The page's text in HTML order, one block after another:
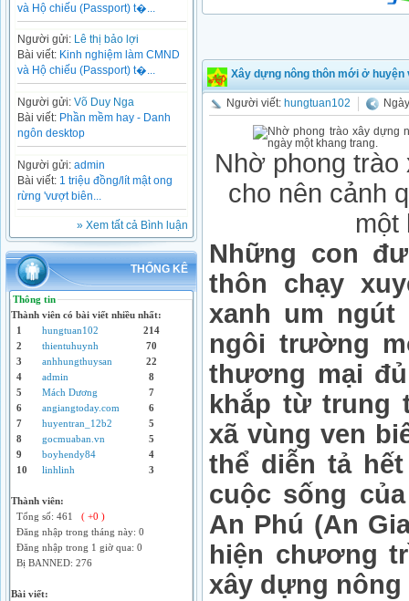
và Hộ chiếu (Passport) t�...
Người gửi:
Lê thị bảo lợi
Bài viết: Kinh nghiệm làm CMND
và Hộ chiếu (Passport) t�...
Người gửi: Võ Duy Nga
Bài viết: Phần mềm hay - Danh
ngôn desktop
Người gửi: admin
Bài viết: 1 triệu đồng/lít mật ong
rừng 'vượt biên...
» Xem tất cả Bình luận
THỐNG KÊ
Thông tin
Thành viên có bài viết nhiều nhất:
1
hungtuan102
214
2
thientuhuynh
70
3
anhhungthuysan
22
4
admin
8
5
Mách Dương
7
6
angiangtoday.com
6
7
huyentran_12b2
5
8
gocmuaban.vn
5
9
boyhendy84
4
10
linhlinh 3
Thành viên:
Tổng số: 461 ( +0 )
Đăng nhập trong tháng này: 0
Đăng nhập trong 1 giờ qua: 0
Bị BANNED: 276
Bài viết:
Xây dựng nông thôn mới ở huyện
Người viết: hungtuan102
Nhờ phong
cho nên cảnh
một
Những con
thôn chạy
xanh um ngút
ngôi trường
thương mại
khắp từ trung
xã vùng ven
thể diễn tả
cuộc sống
An Phú (An
hiện chương
xây dựng